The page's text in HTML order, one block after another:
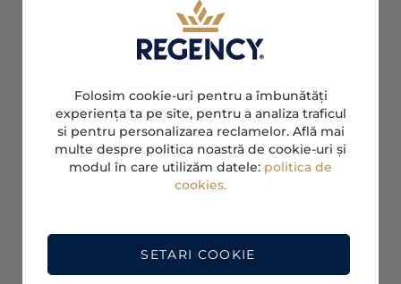
Folosim cookie-uri pentru a îmbunătăți
experiența ta pe site, pentru a analiza traficul
si pentru personalizarea reclamelor. Află mai
multe despre politica noastră de cookie-uri și
modul în care utilizăm datele: politica de
cookies.
SETARI COOKIE